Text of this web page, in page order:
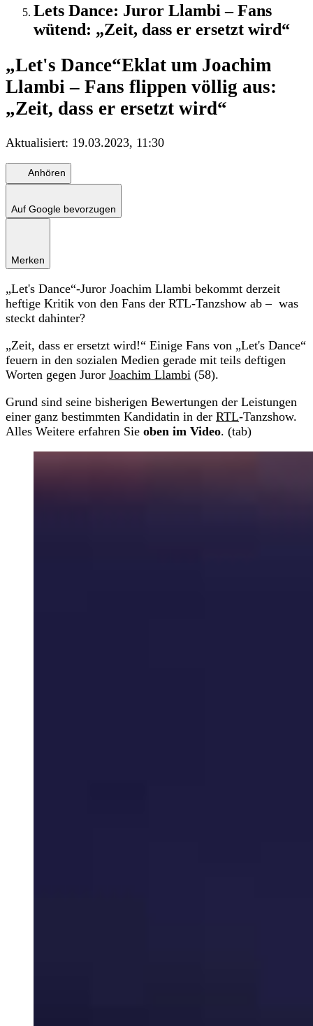
Lets Dance: Juror Llambi – Fans
wütend: „Zeit, dass er ersetzt wird“
„Let's Dance“Eklat um Joachim
Llambi – Fans flippen völlig aus:
„Zeit, dass er ersetzt wird“
Aktualisiert: 19.03.2023, 11:30
Anhören
Auf Google bevorzugen
Merken
„Let's Dance“-Juror Joachim Llambi bekommt derzeit
heftige Kritik von den Fans der RTL-Tanzshow ab – was
steckt dahinter?
„Zeit, dass er ersetzt wird!“ Einige Fans von „Let's Dance“
feuern in den sozialen Medien gerade mit teils deftigen
Worten gegen Juror Joachim Llambi (58).
Grund sind seine bisherigen Bewertungen der Leistungen
einer ganz bestimmten Kandidatin in der RTL-Tanzshow.
Alles Weitere erfahren Sie oben im Video. (tab)